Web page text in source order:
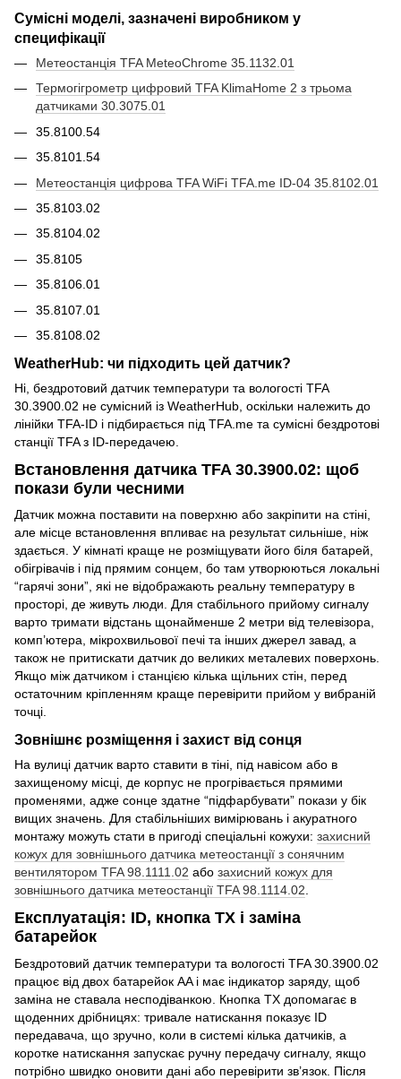
Сумісні моделі, зазначені виробником у
специфікації
Метеостанція TFA MeteoChrome 35.1132.01
Термогігрометр цифровий TFA KlimaHome 2 з трьома
датчиками 30.3075.01
35.8100.54
35.8101.54
Метеостанція цифрова TFA WiFi TFA.me ID-04 35.8102.01
35.8103.02
35.8104.02
35.8105
35.8106.01
35.8107.01
35.8108.02
WeatherHub: чи підходить цей датчик?
Ні, бездротовий датчик температури та вологості TFA
30.3900.02 не сумісний із WeatherHub, оскільки належить до
лінійки TFA-ID і підбирається під TFA.me та сумісні бездротові
станції TFA з ID-передачею.
Встановлення датчика TFA 30.3900.02: щоб
покази були чесними
Датчик можна поставити на поверхню або закріпити на стіні,
але місце встановлення впливає на результат сильніше, ніж
здається. У кімнаті краще не розміщувати його біля батарей,
обігрівачів і під прямим сонцем, бо там утворюються локальні
“гарячі зони”, які не відображають реальну температуру в
просторі, де живуть люди. Для стабільного прийому сигналу
варто тримати відстань щонайменше 2 метри від телевізора,
комп’ютера, мікрохвильової печі та інших джерел завад, а
також не притискати датчик до великих металевих поверхонь.
Якщо між датчиком і станцією кілька щільних стін, перед
остаточним кріпленням краще перевірити прийом у вибраній
точці.
Зовнішнє розміщення і захист від сонця
На вулиці датчик варто ставити в тіні, під навісом або в
захищеному місці, де корпус не прогрівається прямими
променями, адже сонце здатне “підфарбувати” покази у бік
вищих значень. Для стабільніших вимірювань і акуратного
монтажу можуть стати в пригоді спеціальні кожухи: захисний
кожух для зовнішнього датчика метеостанції з сонячним
вентилятором TFA 98.1111.02 або захисний кожух для
зовнішнього датчика метеостанції TFA 98.1114.02
Експлуатація: ID, кнопка TX і заміна
батарейок
Бездротовий датчик температури та вологості TFA 30.3900.02
працює від двох батарейок AA і має індикатор заряду, щоб
заміна не ставала несподіванкою. Кнопка TX допомагає в
щоденних дрібницях: тривале натискання показує ID
передавача, що зручно, коли в системі кілька датчиків, а
коротке натискання запускає ручну передачу сигналу, якщо
потрібно швидко оновити дані або перевірити зв’язок. Після